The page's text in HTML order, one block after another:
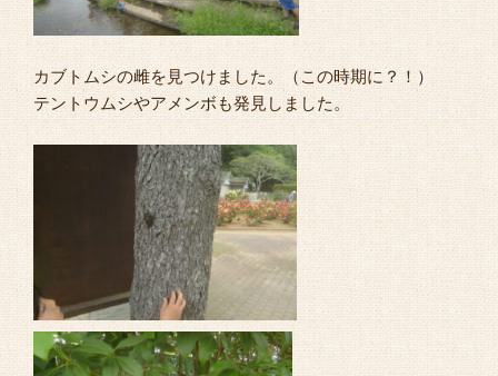
カブトムシの雌を見つけました。（この時期に？！）
テントウムシやアメンボも発見しました。